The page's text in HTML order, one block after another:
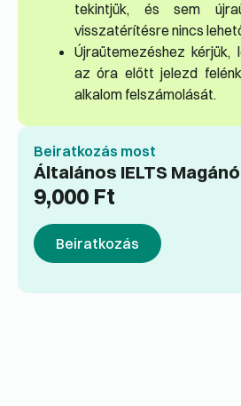
tekintjük, és sem
visszatérítésre nincs
Újraütemezéshez kérjük,
az óra előtt jelezd
alkalom felszámolását.
Beiratkozás most
Általános IELTS
9,000 Ft
Beiratkozás